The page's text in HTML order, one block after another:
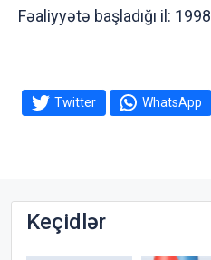
Fəaliyyətə başladığı il: 1998
Twitter WhatsApp
Keçidlər